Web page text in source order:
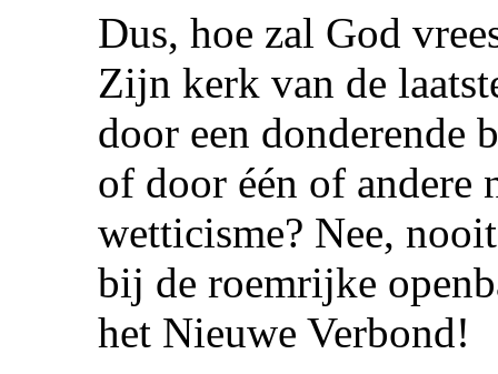
Dus, hoe zal God
Zijn kerk van de
door een donderende
of door één of andere
wetticisme? Nee,
bij de roemrijke
het Nieuwe Verbond!